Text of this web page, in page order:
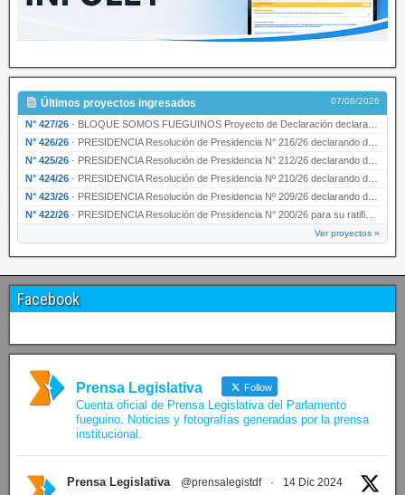
Últimos proyectos ingresados 07/08/2026
N° 427/26 · BLOQUE SOMOS FUEGUINOS Proyecto de Declaración declarando de interés provincial PRESIDENCI…
N° 426/26 · PRESIDENCIA Resolución de Presidencia N° 216/26 declarando de interés provincial la labor …
N° 425/26 · PRESIDENCIA Resolución de Presidencia N° 212/26 declarando de interés provincial el “50° A…
N° 424/26 · PRESIDENCIA Resolución de Presidencia Nº 210/26 declarando de interés provincial el proyec…
N° 423/26 · PRESIDENCIA Resolución de Presidencia Nº 209/26 declarando de interés provincial la presen…
N° 422/26 · PRESIDENCIA Resolución de Presidencia N° 200/26 para su ratificación.
Ver proyectos »
Facebook
Prensa Legislativa Follow
Cuenta oficial de Prensa Legislativa del Parlamento
fueguino. Noticias y fotografías generadas por la prensa
institucional.
Prensa Legislativa @prensalegistdf · 14 Dic 2024